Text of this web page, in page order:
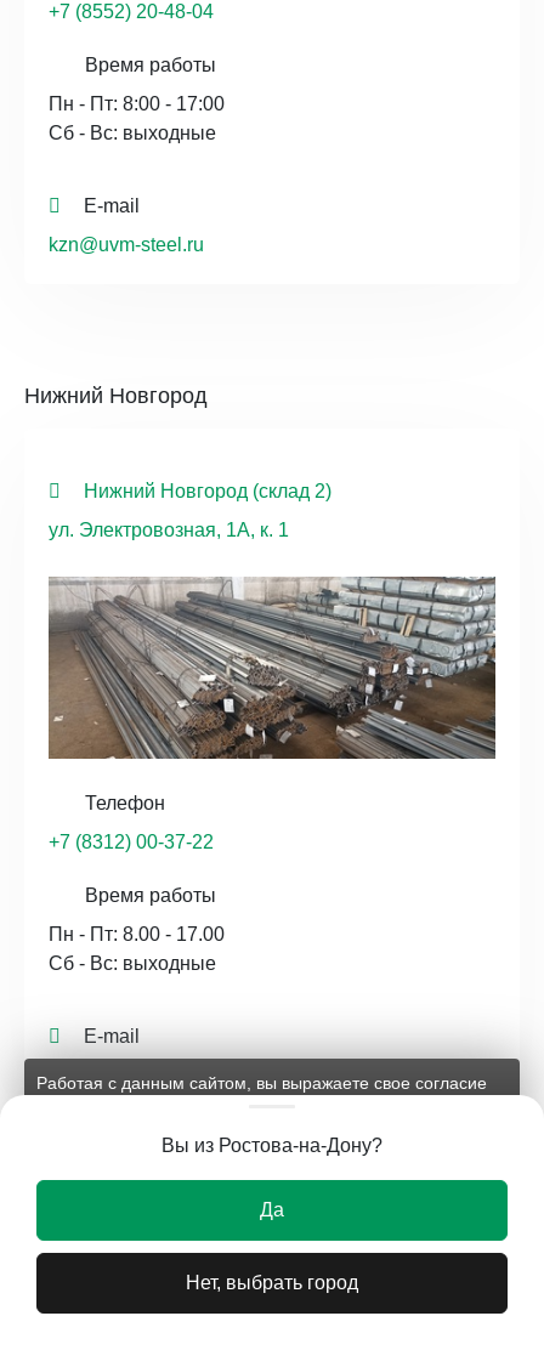
+7 (8552) 20-48-04
Время работы
Пн - Пт: 8:00 - 17:00
Сб - Вс: выходные
E-mail
kzn@uvm-steel.ru
Нижний Новгород
Нижний Новгород (склад 2)
ул. Электровозная, 1А, к. 1
Телефон
+7 (8312) 00-37-22
Время работы
Пн - Пт: 8.00 - 17.00
Сб - Вс: выходные
E-mail
nn@uvm-steel.ru
Нижний Новгород (офис)
ул. Короленко, 29, офис 210
Вы из Ростова-на-Дону?
Да
Нет, выбрать город
Работая с данным сайтом, вы выражаете свое согласие
данных на условиях, изложенных в
соответствующих